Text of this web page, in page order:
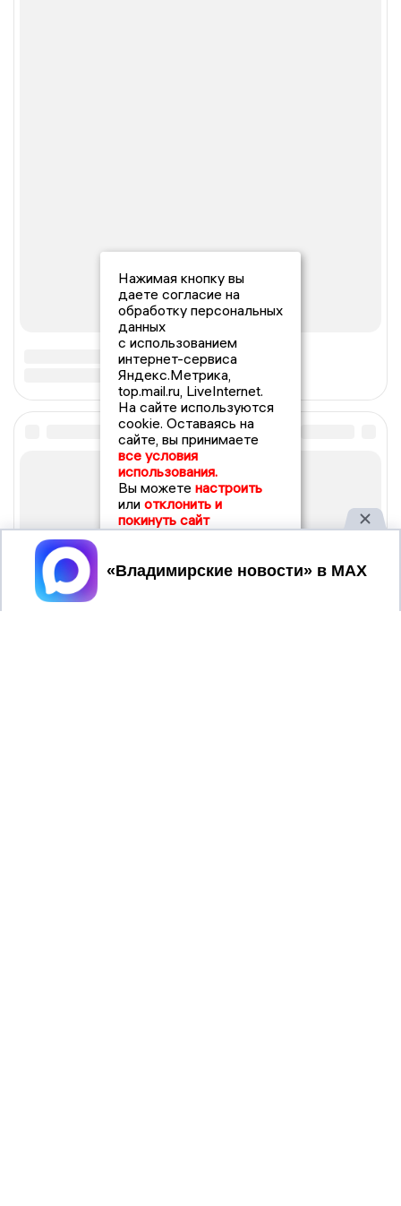
Нажимая кнопку вы
даете согласие на
обработку персональных
данных
с использованием
интернет-сервиса
Яндекс.Метрика,
top.mail.ru, LiveInternet.
На сайте используются
cookie. Оставаясь на
сайте, вы принимаете
все условия
использования.
Вы можете настроить
или отклонить и
покинуть сайт
Принять